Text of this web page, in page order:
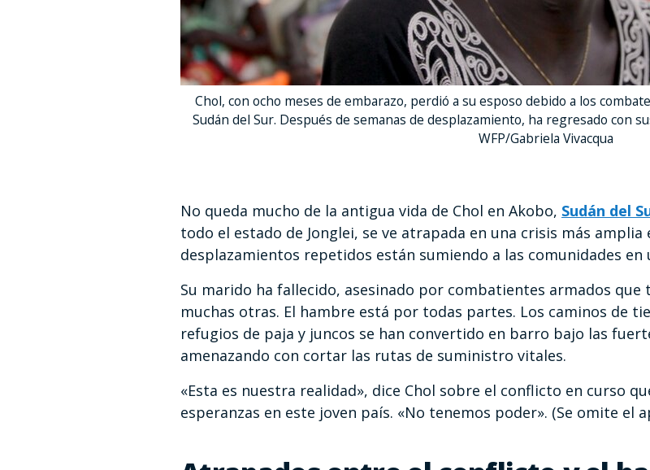
Chol, con ocho meses de embarazo, perdió a su esposo debido a los
Sudán del Sur. Después de semanas de desplazamiento, ha regresado con
WFP/Gabriela Vivacqua
No queda mucho de la antigua vida de Chol en Akobo, Sudán del
todo el estado de Jonglei, se ve atrapada en una crisis más
desplazamientos repetidos están sumiendo a las comunidades en
Su marido ha fallecido, asesinado por combatientes armados que
muchas otras. El hambre está por todas partes. Los caminos de
refugios de paja y juncos se han convertido en barro bajo las
amenazando con cortar las rutas de suministro vitales.
«Esta es nuestra realidad», dice Chol sobre el conflicto en curso
esperanzas en este joven país. «No tenemos poder». (Se omite el